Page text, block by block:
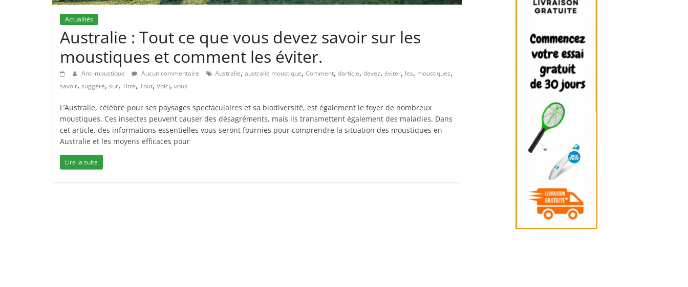
Actualités
Australie : Tout ce que vous devez savoir sur les
moustiques et comment les éviter.
Anti-moustique Aucun commentaire Australie, australie moustique, Comment, darticle, devez, éviter, les, moustiques,
savoir, suggéré, sur, Titre, Tout, Voici, vous
L’Australie, célèbre pour ses paysages spectaculaires et sa biodiversité, est également le foyer de nombreux
moustiques. Ces insectes peuvent causer des désagréments, mais ils transmettent également des maladies. Dans
cet article, des informations essentielles vous seront fournies pour comprendre la situation des moustiques en
Australie et les moyens efficaces pour
Lire la suite